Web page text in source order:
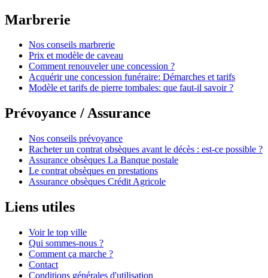
Marbrerie
Nos conseils marbrerie
Prix et modèle de caveau
Comment renouveler une concession ?
Acquérir une concession funéraire: Démarches et tarifs
Modèle et tarifs de pierre tombales: que faut-il savoir ?
Prévoyance / Assurance
Nos conseils prévoyance
Racheter un contrat obsèques avant le décès : est-ce possible ?
Assurance obsèques La Banque postale
Le contrat obsèques en prestations
Assurance obsèques Crédit Agricole
Liens utiles
Voir le top ville
Qui sommes-nous ?
Comment ça marche ?
Contact
Conditions générales d'utilisation